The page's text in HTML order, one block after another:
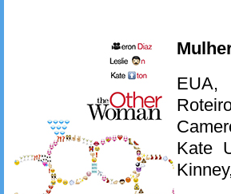
EUA,
Kate